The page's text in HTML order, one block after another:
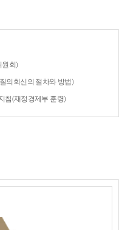
원회)
의회신의 절차와 방법)
침(재정경제부 훈령)